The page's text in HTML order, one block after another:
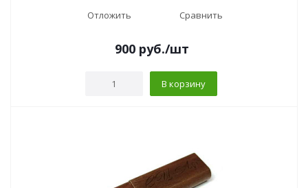
Отложить Сравнить
900руб./шт
В корзину